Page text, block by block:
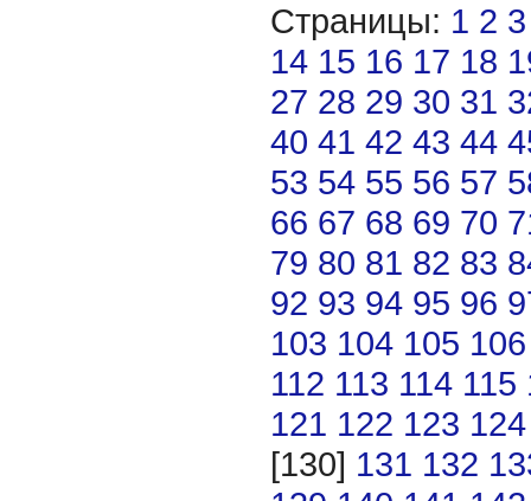
Страницы: 1 2 3
14 15 16 17 18
27 28 29 30 31
40 41 42 43 44
53 54 55 56 57
66 67 68 69 70
79 80 81 82 83
92 93 94 95 96
103 104 105 106
112 113 114 115
121 122 123 124
[130] 131 132